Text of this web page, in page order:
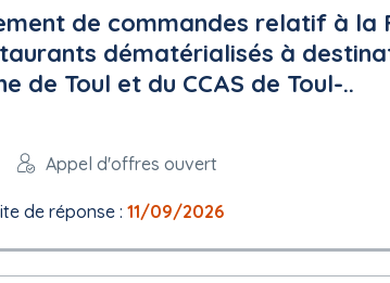
de commandes relatif à la
dématérialisés à
de Toul et du CCAS de Toul-..
Appel d'offres ouvert
de réponse : 11/09/2026